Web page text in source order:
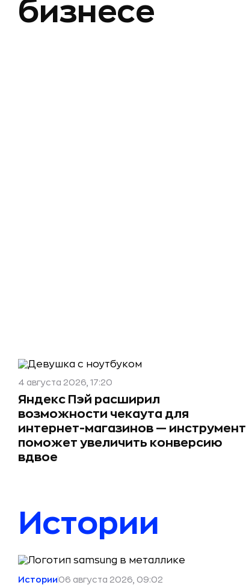
бизнесе
4 августа 2026, 17:20
Яндекс Пэй расширил
возможности чекаута для
интернет-магазинов — инструмент
поможет увеличить конверсию
вдвое
Истории
Истории 06 августа 2026, 09:02